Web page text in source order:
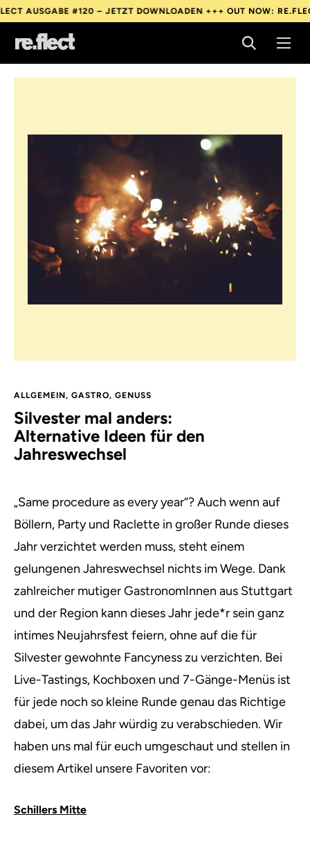
#120 – JETZT DOWNLOADEN +++OUT NOW: RE.FLECT AUSGABE
#120 – JETZT DOWNLOADEN +++
ALLGEMEIN, GASTRO, GENUSS
Silvester mal anders:
Alternative Ideen für den
Jahreswechsel
„Same procedure as every year“? Auch wenn auf
Böllern, Party und Raclette in großer Runde dieses
Jahr verzichtet werden muss, steht einem
gelungenen Jahreswechsel nichts im Wege. Dank
zahlreicher mutiger GastronomInnen aus Stuttgart
und der Region kann dieses Jahr jede*r sein ganz
intimes Neujahrsfest feiern, ohne auf die für
Silvester gewohnte Fancyness zu verzichten. Bei
Live-Tastings, Kochboxen und 7-Gänge-Menüs ist
für jede noch so kleine Runde genau das Richtige
dabei, um das Jahr würdig zu verabschieden. Wir
haben uns mal für euch umgeschaut und stellen in
diesem Artikel unsere Favoriten vor:
Schillers Mitte